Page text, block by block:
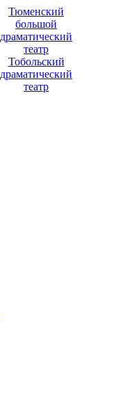
Тюменский
большой
драматический
театр
Тобольский
драматический
театр